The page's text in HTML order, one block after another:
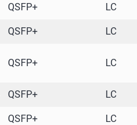
QSFP+ LC
QSFP+ LC
QSFP+ LC
QSFP+ LC
QSFP+ LC